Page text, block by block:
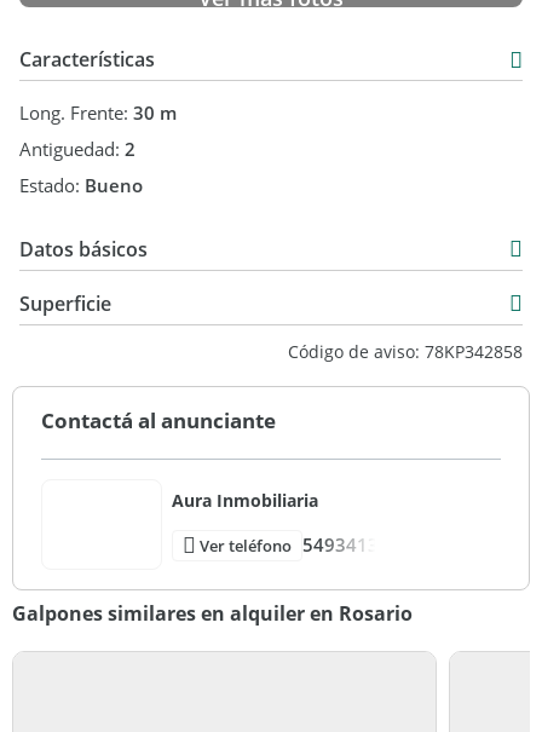
Características
Long. Frente: 30 m
Antiguedad: 2
Estado: Bueno
Datos básicos
USD 10.800
Superficie
2.700 m2
Código de aviso: 78KP342858
Contactá al anunciante
Aura Inmobiliaria
Ver teléfono 5493413
Galpones similares en alquiler en Rosario